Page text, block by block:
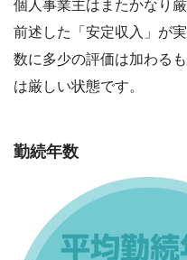
個人事業主はまたかなり厳
前述した「安定収入」が
数に多少の評価は加わる
は厳しい状態です。
勤続年数